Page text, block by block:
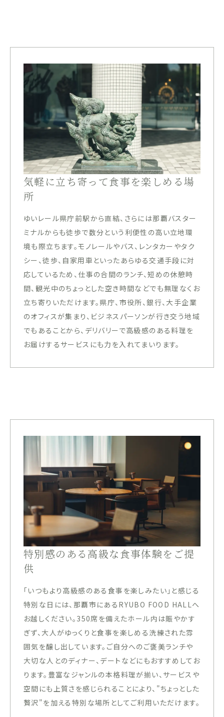
気軽に立ち寄って食事を楽しめる場
所
ゆいレール県庁前駅から直結、さらには那覇バスター
ミナルからも徒歩で数分という利便性の高い立地環
境も際立ちます。モノレールやバス、レンタカーやタク
シー、徒歩、自家用車といったあらゆる交通手段に対
応しているため、仕事の合間のランチ、短めの休憩時
間、観光中のちょっとした空き時間などでも無理なくお
立ち寄りいただけます。県庁、市役所、銀行、大手企業
のオフィスが集まり、ビジネスパーソンが行き交う地域
でもあることから、デリバリーで高級感のある料理を
お届けするサービスにも力を入れてまいります。
特別感のある高級な食事体験をご提
供
「いつもより高級感のある食事を楽しみたい」と感じる
特別な日には、那覇市にあるRYUBO FOOD HALLへ
お越しください。350席を備えたホール内は賑やかす
ぎず、大人がゆっくりと食事を楽しめる洗練された雰
囲気を醸し出しています。ご自分へのご褒美ランチや
大切な人とのディナー、デートなどにもおすすめしてお
ります。豊富なジャンルの本格料理が揃い、サービスや
空間にも上質さを感じられることにより、"ちょっとした
贅沢"を加える特別な場所としてご利用いただけます。